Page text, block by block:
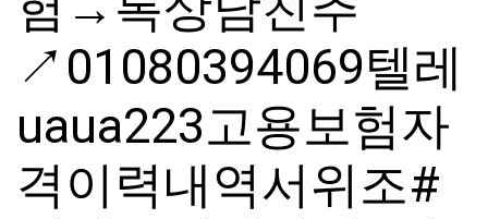
↗01080394069텔레
uaua223고용보험자
격이력내역서위조#